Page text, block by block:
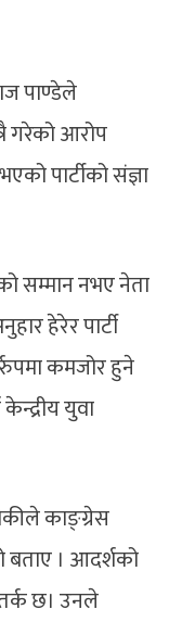
पाण्डेले
गरेको आरोप
पार्टीको संज्ञा
सम्मान नभए नेता
हेरेर पार्टी
कमजोर हुने
युवा
काङ्ग्रेस
। आदर्शको
छ। उनले